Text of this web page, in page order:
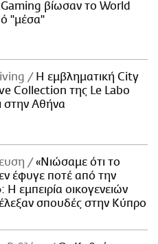
βίωσαν το World
"μέσα"
Η εμβληματική City
Collection της Le Labo
στην Αθήνα
«Νιώσαμε ότι το
έφυγε ποτέ από την
Η εμπειρία οικογενειών
σπουδές στην Κύπρο